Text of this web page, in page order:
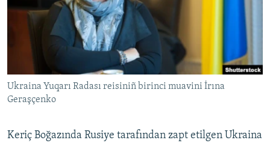
Русский
Українською
Ukraina Yuqarı Radası reisiniñ birinci muavini İrına
Geraşçenko
Keriç Boğazında Rusiye tarafından zapt etilgen Ukraina